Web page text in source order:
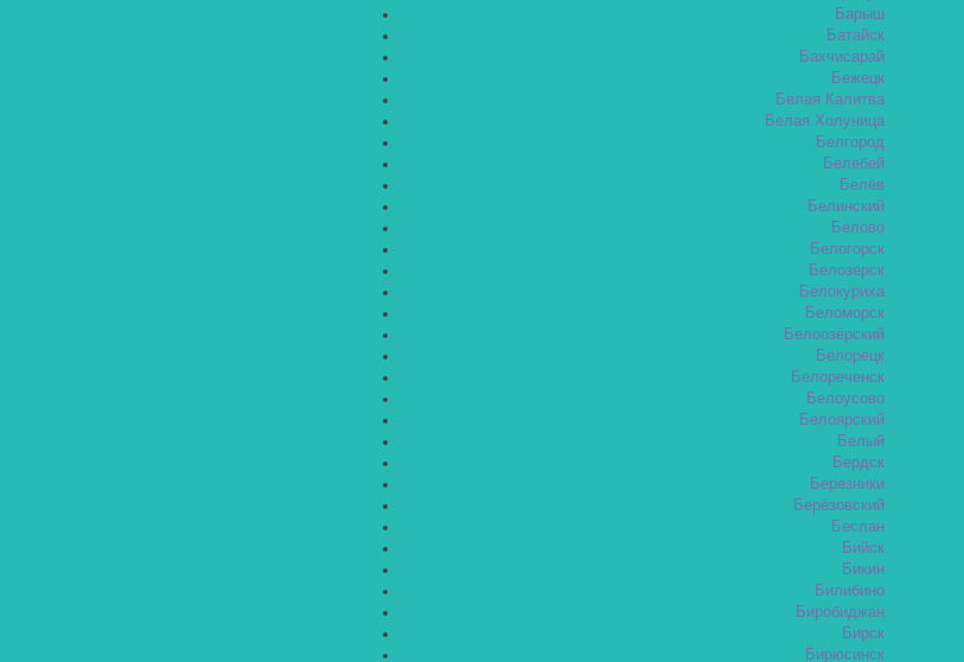
Барыш
Батайск
Бахчисарай
Бежецк
Белая Калитва
Белая Холуница
Белгород
Белебей
Белёв
Белинский
Белово
Белогорск
Белозерск
Белокуриха
Беломорск
Белоозёрский
Белорецк
Белореченск
Белоусово
Белоярский
Белый
Бердск
Березники
Берёзовский
Беслан
Бийск
Бикин
Билибино
Биробиджан
Бирск
Бирюсинск